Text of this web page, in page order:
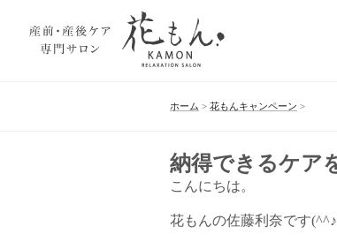
ホーム > 花もんキャンペーン >
納得できるケア
こんにちは。
花もんの佐藤利奈です(^^♪